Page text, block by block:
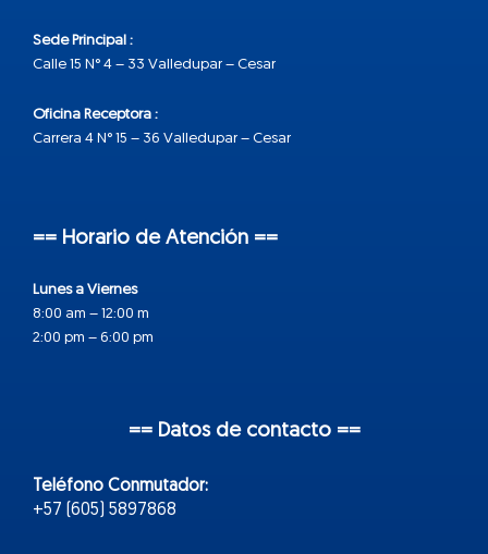
Sede Principal :
Calle 15 N° 4 – 33 Valledupar – Cesar
Oficina Receptora :
Carrera 4 N° 15 – 36 Valledupar – Cesar
== Horario de Atención ==
Lunes a Viernes
8:00 am – 12:00 m
2:00 pm – 6:00 pm
== Datos de contacto ==
Teléfono Conmutador:
+57 (605) 5897868